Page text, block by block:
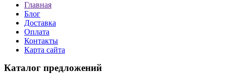
Главная
Блог
Доставка
Оплата
Контакты
Карта сайта
Каталог предложений